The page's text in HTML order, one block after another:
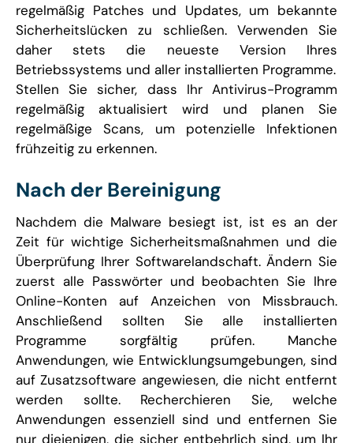
regelmäßig Patches und Updates, um bekannte
Sicherheitslücken zu schließen. Verwenden Sie
daher stets die neueste Version Ihres
Betriebssystems und aller installierten Programme.
Stellen Sie sicher, dass Ihr Antivirus-Programm
regelmäßig aktualisiert wird und planen Sie
regelmäßige Scans, um potenzielle Infektionen
frühzeitig zu erkennen.
Nach der Bereinigung
Nachdem die Malware besiegt ist, ist es an der
Zeit für wichtige Sicherheitsmaßnahmen und die
Überprüfung Ihrer Softwarelandschaft. Ändern Sie
zuerst alle Passwörter und beobachten Sie Ihre
Online-Konten auf Anzeichen von Missbrauch.
Anschließend sollten Sie alle installierten
Programme sorgfältig prüfen. Manche
Anwendungen, wie Entwicklungsumgebungen, sind
auf Zusatzsoftware angewiesen, die nicht entfernt
werden sollte. Recherchieren Sie, welche
Anwendungen essenziell sind und entfernen Sie
nur diejenigen, die sicher entbehrlich sind, um Ihr